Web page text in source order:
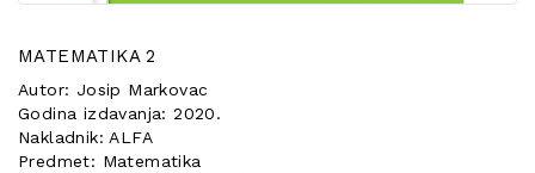
MATEMATIKA 2
Autor: Josip Markovac
Godina izdavanja: 2020.
Nakladnik: ALFA
Predmet: Matematika